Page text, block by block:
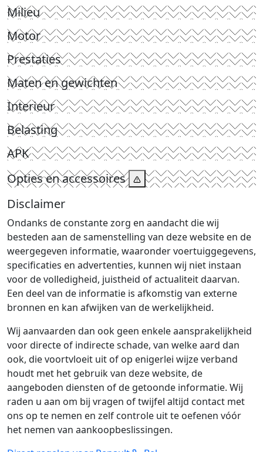
Milieu
Motor
Prestaties
Maten en gewichten
Interieur
Belasting
APK
Opties en accessoires
Disclaimer
Ondanks de constante zorg en aandacht die wij
besteden aan de samenstelling van deze website en de
weergegeven informatie, waaronder voertuiggegevens,
specificaties en advertenties, kunnen wij niet instaan
voor de volledigheid, juistheid of actualiteit daarvan.
Een deel van de informatie is afkomstig van externe
bronnen en kan afwijken van de werkelijkheid.
Wij aanvaarden dan ook geen enkele aansprakelijkheid
voor directe of indirecte schade, van welke aard dan
ook, die voortvloeit uit of op enigerlei wijze verband
houdt met het gebruik van deze website, de
aangeboden diensten of de getoonde informatie. Wij
raden u aan om bij vragen of twijfel altijd contact met
ons op te nemen en zelf controle uit te oefenen vóór
het nemen van aankoopbeslissingen.